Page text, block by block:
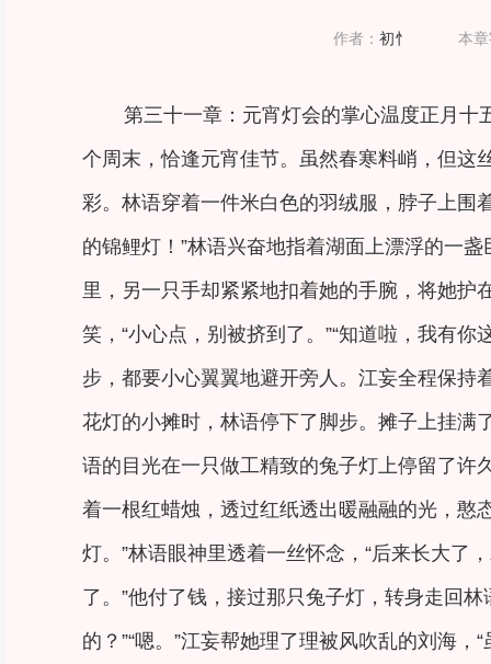
作者： 初忄 本
第三十一章：元宵灯会的掌心温度正月
个周末，恰逢元宵佳节。虽然春寒料峭，但这
彩。林语穿着一件米白色的羽绒服，脖子上围
的锦鲤灯！”林语兴奋地指着湖面上漂浮的一
里，另一只手却紧紧地扣着她的手腕，将她护
笑，“小心点，别被挤到了。”“知道啦，我有
步，都要小心翼翼地避开旁人。江妄全程保持
花灯的小摊时，林语停下了脚步。摊子上挂
语的目光在一只做工精致的兔子灯上停留了许
着一根红蜡烛，透过红纸透出暖融融的光，憨
灯。”林语眼神里透着一丝怀念，“后来长大了
了。”他付了钱，接过那只兔子灯，转身走回
的？”“嗯。”江妄帮她理了理被风吹乱的刘海